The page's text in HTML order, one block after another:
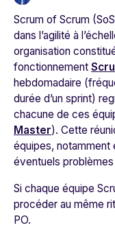
Scrum of Scrum
dans l’agilité à
organisation
fonctionnement
hebdomadaire
durée d’un sprint)
chacune de ces
Master). Cette
équipes, notamment
éventuels
Si chaque équipe
procéder au même
PO.